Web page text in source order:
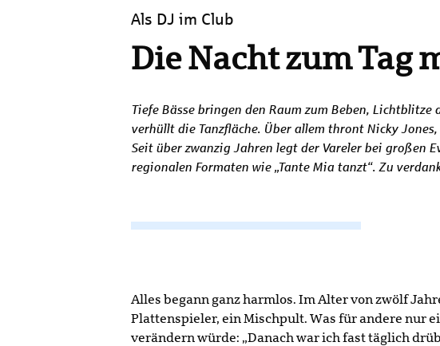
Als DJ im Club
Die Nacht zum Tag
Tiefe Bässe bringen den Raum zum Beben, Lichtblitze
verhüllt die Tanzfläche. Über allem thront Nicky
Seit über zwanzig Jahren legt der Vareler bei großen
regionalen Formaten wie „Tante Mia tanzt“. Zu
Alles begann ganz harmlos. Im Alter von zwölf
Plattenspieler, ein Mischpult. Was für andere nur
verändern würde: „Danach war ich fast täglich